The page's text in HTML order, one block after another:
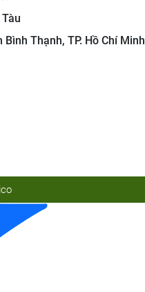
Thạnh, TP. Hồ Chí Minh